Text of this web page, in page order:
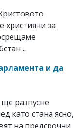
християни за
...
и да
разпусне
като стана ясно,
на предсрочни